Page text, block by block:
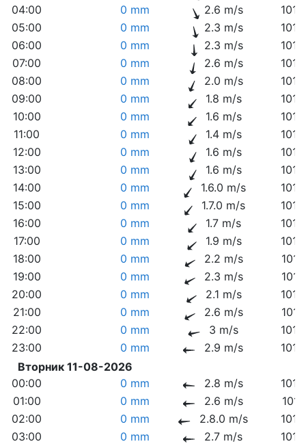
04:00
0 mm 2.6 m/s
05:00
0 mm 2.3 m/s
06:00
0 mm 2.3 m/s
07:00
0 mm 2.6 m/s
08:00
0 mm 2.0 m/s
09:00
0 mm 1.8 m/s
10:00
0 mm 1.6 m/s
11:00
0 mm 1.4 m/s
12:00
0 mm 1.6 m/s
13:00
0 mm 1.6 m/s
14:00
0 mm 1.6.0 m/s
15:00
0 mm 1.7.0 m/s
16:00
0 mm 1.7 m/s
17:00
0 mm 1.9 m/s
18:00
0 mm 2.2 m/s
19:00
0 mm 2.3 m/s
20:00
0 mm 2.1 m/s
21:00
0 mm 2.6 m/s
22:00
0 mm 3 m/s
23:00
0 mm 2.9 m/s
Вторник 11-08-2026
00:00
0 mm 2.8 m/s
01:00
0 mm 2.6 m/s
02:00
0 mm 2.8.0 m/s
03:00
0 mm 2.7 m/s